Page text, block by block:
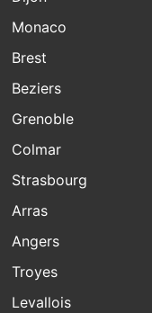
Monaco
Brest
Beziers
Grenoble
Colmar
Strasbourg
Arras
Angers
Troyes
Levallois